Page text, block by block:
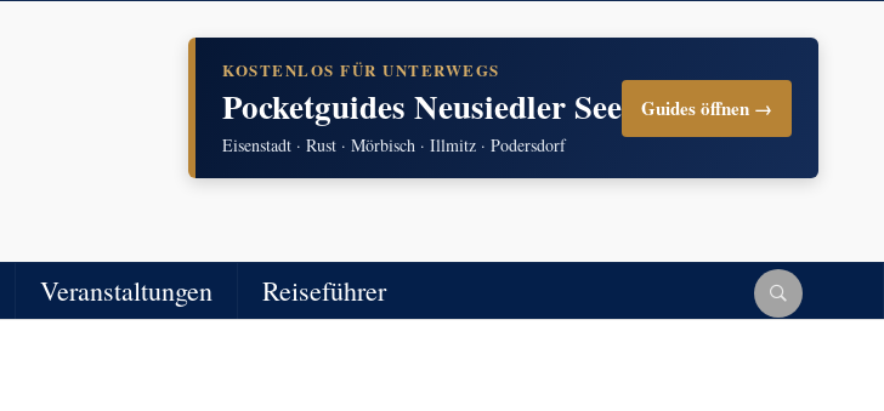
KOSTENLOS FÜR UNTERWEGS
Pocketguides Neusiedler See
Eisenstadt · Rust · Mörbisch · Illmitz · Podersdorf
Guides öffnen →
Veranstaltungen Reiseführer